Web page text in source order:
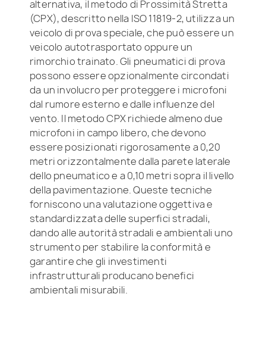
alternativa, il metodo di Prossimità Stretta
(CPX), descritto nella ISO 11819-2, utilizza un
veicolo di prova speciale, che può essere un
veicolo autotrasportato oppure un
rimorchio trainato. Gli pneumatici di prova
possono essere opzionalmente circondati
da un involucro per proteggere i microfoni
dal rumore esterno e dalle influenze del
vento. Il metodo CPX richiede almeno due
microfoni in campo libero, che devono
essere posizionati rigorosamente a 0,20
metri orizzontalmente dalla parete laterale
dello pneumatico e a 0,10 metri sopra il livello
della pavimentazione. Queste tecniche
forniscono una valutazione oggettiva e
standardizzata delle superfici stradali,
dando alle autorità stradali e ambientali uno
strumento per stabilire la conformità e
garantire che gli investimenti
infrastrutturali producano benefici
ambientali misurabili.